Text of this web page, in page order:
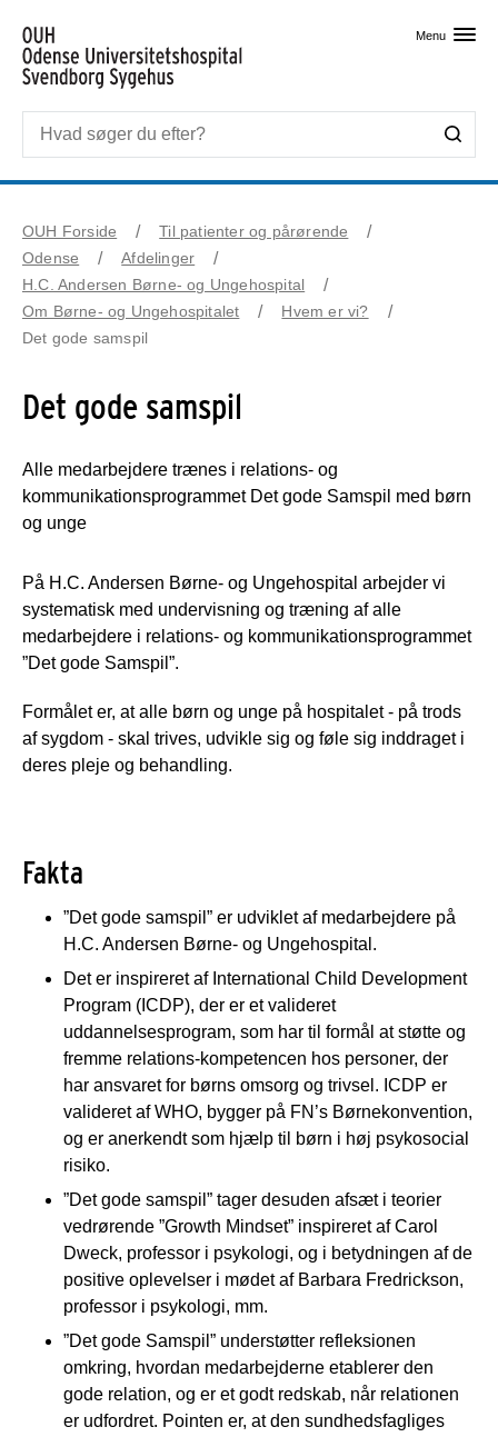
Menu
OUH Forside
Til patienter og pårørende
Odense
Afdelinger
H.C. Andersen Børne- og Ungehospital
Om Børne- og Ungehospitalet
Hvem er vi?
Det gode samspil
Det gode samspil
Alle medarbejdere trænes i relations- og
kommunikationsprogrammet Det gode Samspil med børn
og unge
På H.C. Andersen Børne- og Ungehospital arbejder vi
systematisk med undervisning og træning af alle
medarbejdere i relations- og kommunikationsprogrammet
”Det gode Samspil”.
Formålet er, at alle børn og unge på hospitalet - på trods
af sygdom - skal trives, udvikle sig og føle sig inddraget i
deres pleje og behandling.
Fakta
”Det gode samspil” er udviklet af medarbejdere på
H.C. Andersen Børne- og Ungehospital.
Det er inspireret af International Child Development
Program (ICDP), der er et valideret
uddannelsesprogram, som har til formål at støtte og
fremme relations-kompetencen hos personer, der
har ansvaret for børns omsorg og trivsel. ICDP er
valideret af WHO, bygger på FN’s Børnekonvention,
og er anerkendt som hjælp til børn i høj psykosocial
risiko.
”Det gode samspil” tager desuden afsæt i teorier
vedrørende ”Growth Mindset” inspireret af Carol
Dweck, professor i psykologi, og i betydningen af de
positive oplevelser i mødet af Barbara Fredrickson,
professor i psykologi, mm.
”Det gode Samspil” understøtter refleksionen
omkring, hvordan medarbejderne etablerer den
gode relation, og er et godt redskab, når relationen
er udfordret. Pointen er, at den sundhedsfagliges